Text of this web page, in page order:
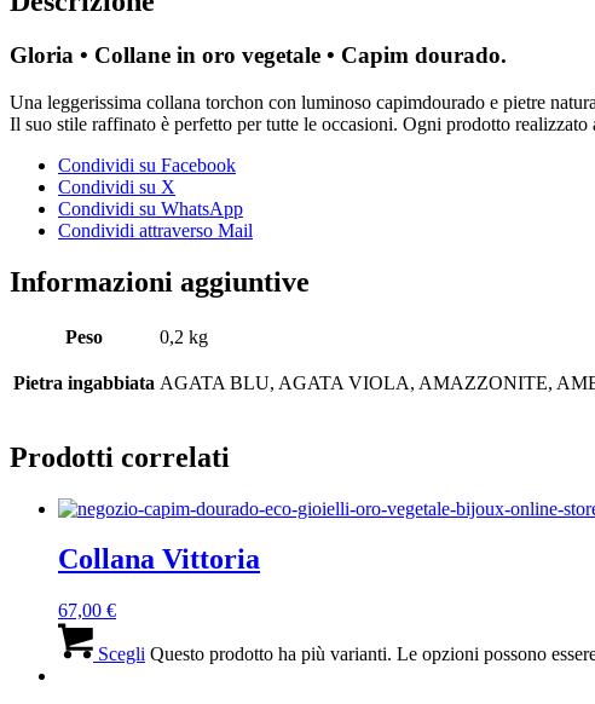
Gloria • Collane in oro vegetale • Capim dourado.
Una leggerissima collana torchon con luminoso capimdourado e pietre
Il suo stile raffinato è perfetto per tutte le occasioni. Ogni prodotto
Condividi su Facebook
Condividi su X
Condividi su WhatsApp
Condividi attraverso Mail
Informazioni aggiuntive
Peso 0,2 kg
Pietra ingabbiata AGATA BLU, AGATA VIOLA, AMAZZONITE,
Prodotti correlati
Collana Vittoria
67,00 €
Scegli Questo prodotto ha più varianti. Le opzioni possono